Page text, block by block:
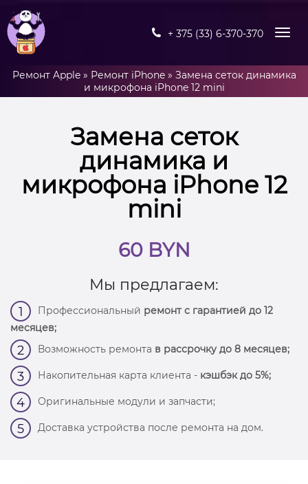
+ 375 (33) 6-370-370
Ремонт Apple» Ремонт iPhone» Замена сеток динамика
и микрофона iPhone 12 mini
Замена сеток
динамика и
микрофона iPhone 12
mini
60 BYN
Мы предлагаем:
1 Профессиональный ремонт с гарантией до 12
месяцев;
2 Возможность ремонта в рассрочку до 8 месяцев;
3 Накопительная карта клиента - кэшбэк до 5%;
4 Оригинальные модули и запчасти;
5 Доставка устройства после ремонта на дом.